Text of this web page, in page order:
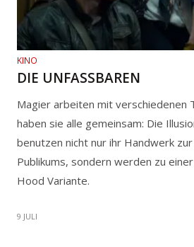
KINO
DIE UNFASSBAREN
Magier arbeiten mit verschiedenen
haben sie alle gemeinsam: Die
benutzen nicht nur ihr Handwerk
Publikums, sondern werden zu
Hood Variante.
9 JULI